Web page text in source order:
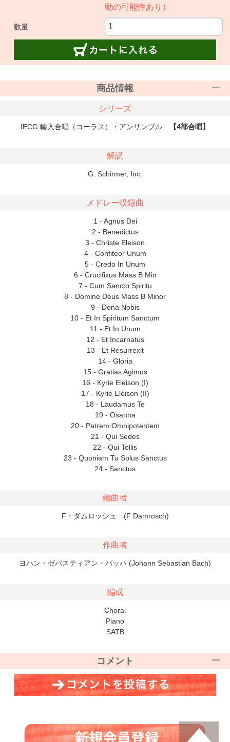
動の可能性あり）
数量
商品情報
シリーズ
IECG 輸入合唱（コーラス）・アンサンブル 【4部合唱】
解説
G. Schirmer, Inc.
メドレー収録曲
1 - Agnus Dei
2 - Benedictus
3 - Christe Eleison
4 - Confiteor Unum
5 - Credo In Unum
6 - Crucifixus Mass B Min
7 - Cum Sancto Spiritu
8 - Domine Deus Mass B Minor
9 - Dona Nobis
10 - Et In Spiritum Sanctum
11 - Et In Unum
12 - Et Incarnatus
13 - Et Resurrexit
14 - Gloria
15 - Gratias Agimus
16 - Kyrie Eleison (I)
17 - Kyrie Eleison (II)
18 - Laudamus Te
19 - Osanna
20 - Patrem Omnipotentem
21 - Qui Sedes
22 - Qui Tollis
23 - Quoniam Tu Solus Sanctus
24 - Sanctus
編曲者
F・ダムロッシュ (F Damrosch)
作曲者
ヨハン・ゼバスティアン・バッハ (Johann Sebastian Bach)
編成
Choral
Piano
SATB
コメント